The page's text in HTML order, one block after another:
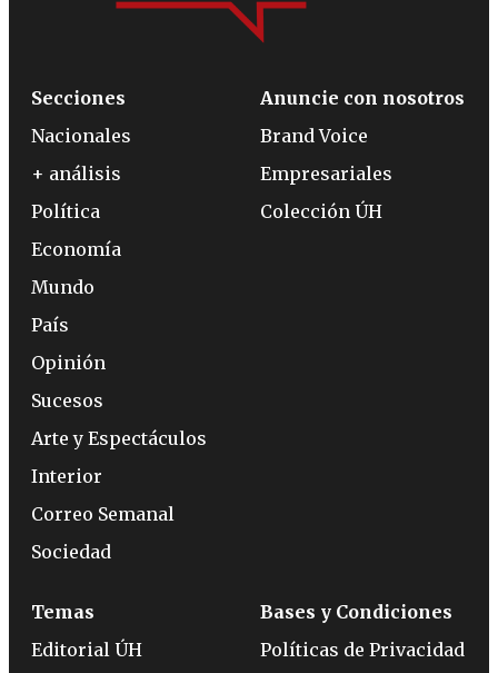
Secciones
Nacionales
+ análisis
Política
Economía
Mundo
País
Opinión
Sucesos
Arte y Espectáculos
Interior
Correo Semanal
Sociedad
Anuncie con nosotros
Brand Voice
Empresariales
Colección ÚH
Temas
Editorial ÚH
Bases y Condiciones
Políticas de Privacidad